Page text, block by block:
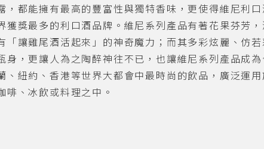
，都能擁有最高的豐富性與獨特香味，更使得維尼利
獲獎最多的利口酒品牌。維尼系列產品有著花果芬芳
「讓雞尾酒活起來」的神奇魔力；而其多彩炫麗、仿
身，更讓人為之陶醉神往不已，也讓維尼系列產品成
、紐約、香港等世界大都會中最時尚的飲品，廣泛運
啡、冰飲或料理之中。